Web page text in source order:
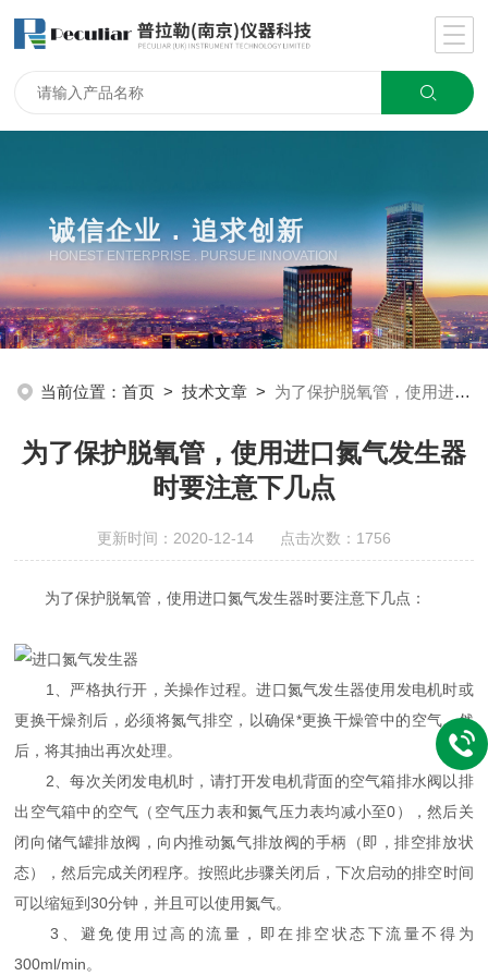
诚信企业 . 追求创新
HONEST ENTERPRISE . PURSUE INNOVATION
当前位置：首页 >技术文章 > 为了保护脱氧管，使用进口氮气发生器时要注意下几点
为了保护脱氧管，使用进口氮气发生器
时要注意下几点
更新时间：2020-12-14 点击次数：1756
为了保护脱氧管，使用进口氮气发生器时要注意下几点：
1、严格执行开，关操作过程。进口氮气发生器使用发电机时或
更换干燥剂后，必须将氮气排空，以确保*更换干燥管中的空气。然
后，将其抽出再次处理。
2、每次关闭发电机时，请打开发电机背面的空气箱排水阀以排
出空气箱中的空气（空气压力表和氮气压力表均减小至0），然后关
闭向储气罐排放阀，向内推动氮气排放阀的手柄（即，排空排放状
态），然后完成关闭程序。按照此步骤关闭后，下次启动的排空时间
可以缩短到30分钟，并且可以使用氮气。
3、避免使用过高的流量，即在排空状态下流量不得为
300ml/min。